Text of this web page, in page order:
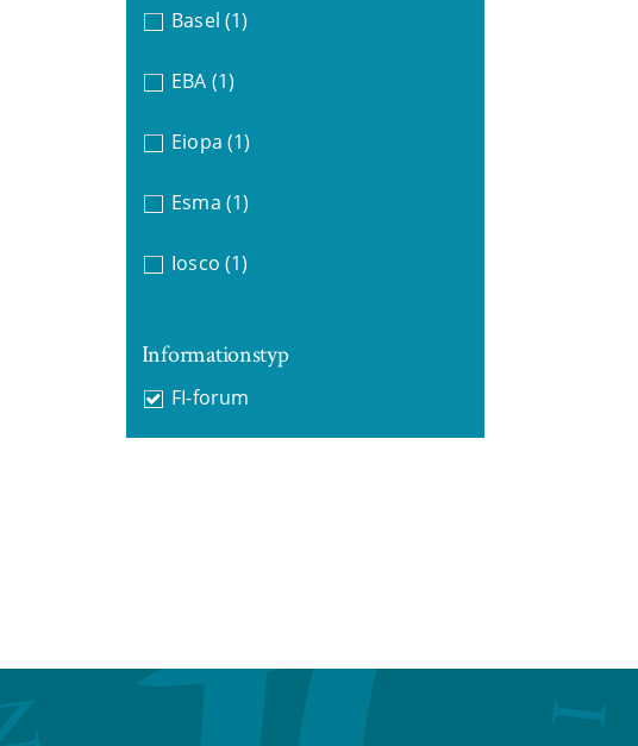
Basel (1)
EBA (1)
Eiopa (1)
Esma (1)
Iosco (1)
Informationstyp
FI-forum